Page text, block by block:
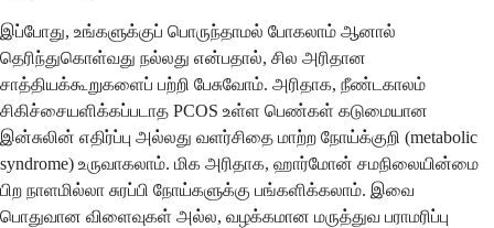
இப்போது, உங்களுக்குப் பொருந்தாமல் போகலாம் ஆனால்
தெரிந்துகொள்வது நல்லது என்பதால், சில அரிதான
சாத்தியக்கூறுகளைப் பற்றி பேசுவோம். அரிதாக, நீண்டகாலம்
சிகிச்சையளிக்கப்படாத PCOS உள்ள பெண்கள் கடுமையான
இன்சுலின் எதிர்ப்பு அல்லது வளர்சிதை மாற்ற நோய்க்குறி (metabolic
syndrome) உருவாகலாம். மிக அரிதாக, ஹார்மோன் சமநிலையின்மை
பிற நாளமில்லா சுரப்பி நோய்களுக்கு பங்களிக்கலாம். இவை
பொதுவான விளைவுகள் அல்ல, வழக்கமான மருத்துவ பராமரிப்பு